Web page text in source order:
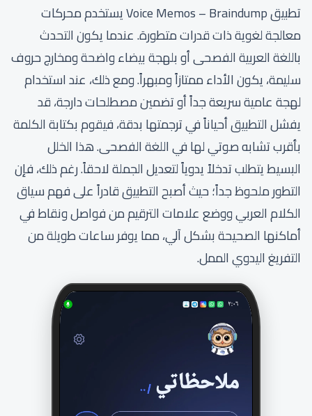
تطبيق Voice Memos – Braindump يستخدم محركات
معالجة لغوية ذات قدرات متطورة. عندما يكون التحدث
باللغة العربية الفصحى أو بلهجة بيضاء واضحة ومخارج حروف
سليمة، يكون الأداء ممتازاً ومبهراً. ومع ذلك، عند استخدام
لهجة عامية سريعة جداً أو تضمين مصطلحات دارجة، قد
يفشل التطبيق أحياناً في ترجمتها بدقة، فيقوم بكتابة الكلمة
بأقرب تشابه صوتي لها في اللغة الفصحى. هذا الخلل
البسيط يتطلب تدخلاً يدوياً لتعديل الجملة لاحقاً. رغم ذلك، فإن
التطور ملحوظ جداً؛ حيث أصبح التطبيق قادراً على فهم سياق
الكلام العربي ووضع علامات الترقيم من فواصل ونقاط في
أماكنها الصحيحة بشكل آلي، مما يوفر ساعات طويلة من
التفريغ اليدوي الممل.